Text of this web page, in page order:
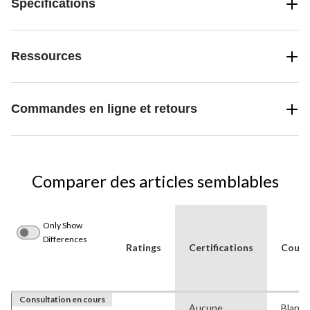
Spécifications
Ressources
Commandes en ligne et retours
Comparer des articles semblables
Only Show
Differences
Ratings Certifications
Consultation en cours